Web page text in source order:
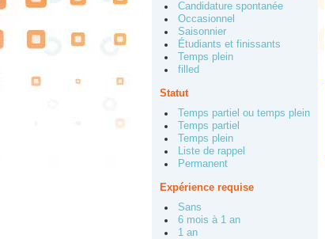
Candidature spontanée
Occasionnel
Saisonnier
Étudiants et finissants
Temps plein
filled
Statut
Temps partiel ou temps plein
Temps partiel
Temps plein
Liste de rappel
Permanent
Expérience requise
Sans
6 mois à 1 an
1 an